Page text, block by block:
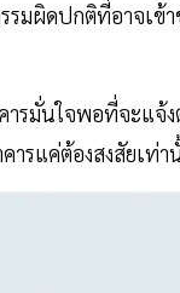
ผิดปกติที่อาจเข้
รมั่นใจพอที่จะแจ้ง
รแค่ต้องสงสัยเท่า